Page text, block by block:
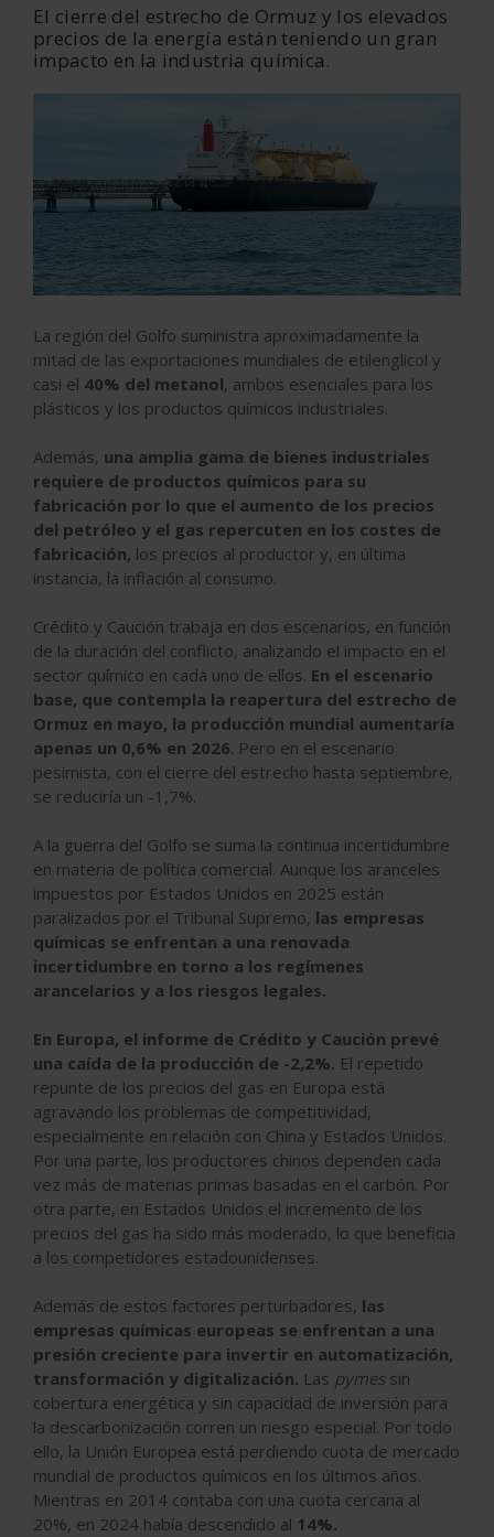
El cierre del estrecho de Ormuz y los elevados
precios de la energía están teniendo un gran
impacto en la industria química.
La región del Golfo suministra aproximadamente la
mitad de las exportaciones mundiales de etilenglicol y
casi el 40% del metanol, ambos esenciales para los
plásticos y los productos químicos industriales.
Además, una amplia gama de bienes industriales
requiere de productos químicos para su
fabricación por lo que el aumento de los precios
del petróleo y el gas repercuten en los costes de
fabricación, los precios al productor y, en última
instancia, la inflación al consumo.
Crédito y Caución trabaja en dos escenarios, en función
de la duración del conflicto, analizando el impacto en el
sector químico en cada uno de ellos. En el escenario
base, que contempla la reapertura del estrecho de
Ormuz en mayo, la producción mundial aumentaría
apenas un 0,6% en 2026. Pero en el escenario
pesimista, con el cierre del estrecho hasta septiembre,
se reduciría un -1,7%.
A la guerra del Golfo se suma la continua incertidumbre
en materia de política comercial. Aunque los aranceles
impuestos por Estados Unidos en 2025 están
paralizados por el Tribunal Supremo, las empresas
químicas se enfrentan a una renovada
incertidumbre en torno a los regímenes
arancelarios y a los riesgos legales.
En Europa, el informe de Crédito y Caución prevé
una caída de la producción de -2,2%. El repetido
repunte de los precios del gas en Europa está
agravando los problemas de competitividad,
especialmente en relación con China y Estados Unidos.
Por una parte, los productores chinos dependen cada
vez más de materias primas basadas en el carbón. Por
otra parte, en Estados Unidos el incremento de los
precios del gas ha sido más moderado, lo que beneficia
a los competidores estadounidenses.
Además de estos factores perturbadores, las
empresas químicas europeas se enfrentan a una
presión creciente para invertir en automatización,
transformación y digitalización. Las pymessin
cobertura energética y sin capacidad de inversión para
la descarbonización corren un riesgo especial. Por todo
ello, la Unión Europea está perdiendo cuota de mercado
mundial de productos químicos en los últimos años.
Mientras en 2014 contaba con una cuota cercana al
20%, en 2024 había descendido al 14%.